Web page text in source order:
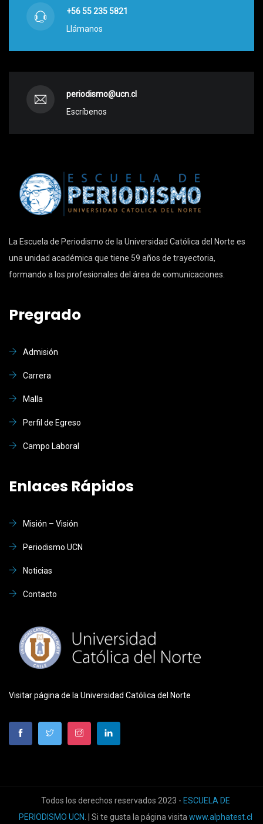
+56 55 235 5821
Llámanos
periodismo@ucn.cl
Escríbenos
La Escuela de Periodismo de la Universidad Católica del Norte es
una unidad académica que tiene 59 años de trayectoria,
formando a los profesionales del área de comunicaciones.
Pregrado
Admisión
Carrera
Malla
Perfil de Egreso
Campo Laboral
Enlaces Rápidos
Misión – Visión
Periodismo UCN
Noticias
Contacto
Visitar página de la Universidad Católica del Norte
Todos los derechos reservados 2023 - ESCUELA DE
PERIODISMO UCN
. | Si te gusta la página visita www.alphatest.cl